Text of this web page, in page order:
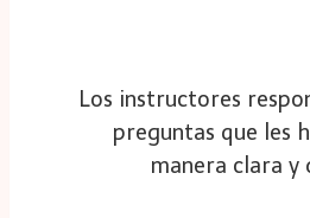
Los cursos que
están enfocados en
resultado en las